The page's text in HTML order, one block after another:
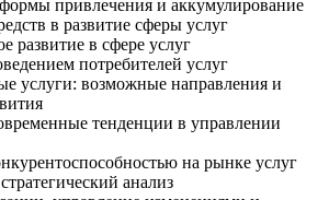
привлечения и аккумулирование
в развитие сферы услуг
развитие в сфере услуг
потребителей услуг
услуги: возможные направления и
тенденции в управлении
на рынке услуг
анализ